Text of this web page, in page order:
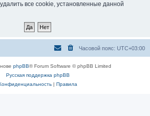
все cookie, установленные данной
Часовой пояс: UTC+03:00
phpBB® Forum Software © phpBB Limited
Русская поддержка phpBB
| Правила